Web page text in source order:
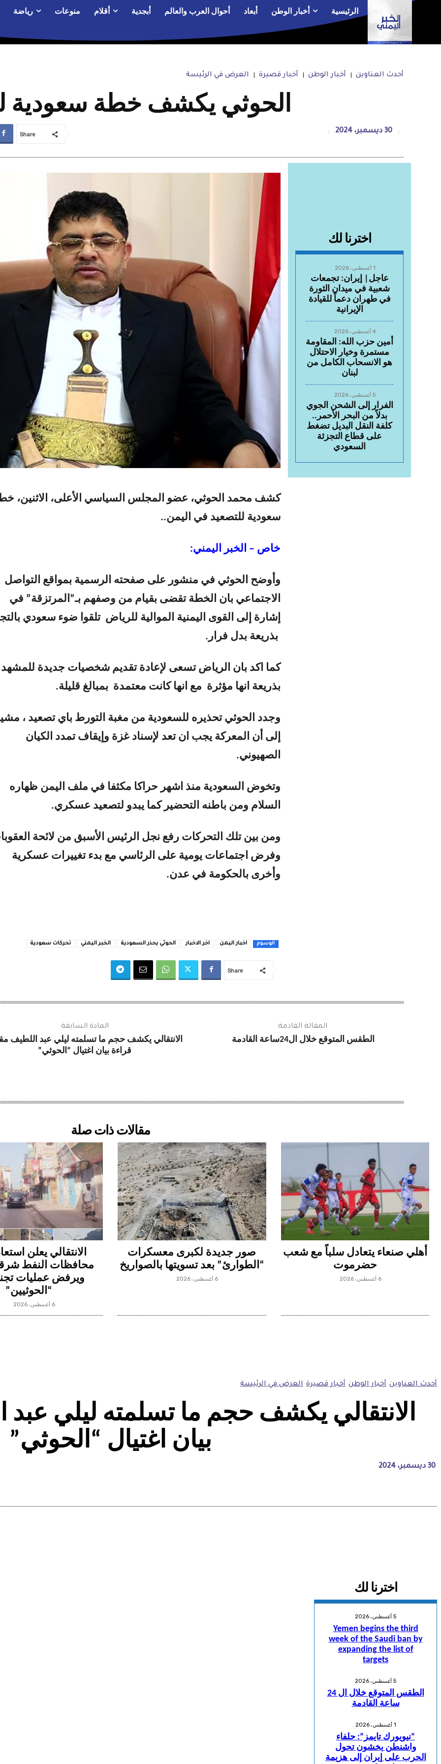
الرئيسية أخبار الوطن أبعاد أحوال العرب والعالم أبجدية أقلام منوعات رياضة
أحدث العناوين أخبار الوطن أخبار قصيرة العرض في الرئيسة
الحوثي يكشف خطة سعودية
30 ديسمبر، 2024 Share
اخترنا لك
1 أغسطس، 2026
عاجل| إيران: تجمعات
شعبية في ميدان الثورة
في طهران دعماً للقيادة
الإيرانية
4 أغسطس، 2026
أمين حزب الله: المقاومة
مستمرة وخيار الاحتلال
هو الانسحاب الكامل من
لبنان
5 أغسطس، 2026
الفرار إلى الشحن الجوي
بدلاً من البحر الأحمر..
كلفة النقل البديل تضغط
على قطاع التجزئة
السعودي
كشف محمد الحوثي، عضو المجلس السياسي الأعلى، الاثنين،
سعودية للتصعيد في اليمن..
خاص – الخبر اليمني:
وأوضح الحوثي في منشور على صفحته الرسمية بمواقع التواصل
الاجتماعي بان الخطة تقضى بقيام من وصفهم بـ”المرتزقة” في
إشارة إلى القوى اليمنية الموالية للرياض تلقوا ضوء سعودي
بذريعة بدل فرار.
كما اكد بان الرياض تسعى لإعادة تقديم شخصيات جديدة للمشهد
بذريعة انها مؤثرة مع انها كانت معتمدة بمبالغ قليلة.
وجدد الحوثي تحذيره للسعودية من مغبة التورط باي تصعيد ،
إلى أن المعركة يجب ان تعد لإسناد غزة وإيقاف تمدد الكيان
الصهيوني.
وتخوض السعودية منذ اشهر حراكا مكثفا في ملف اليمن ظهاره
السلام ومن باطنه التحضير كما يبدو لتصعيد عسكري.
ومن بين تلك التحركات رفع نجل الرئيس الأسبق من لائحة
وفرض اجتماعات يومية على الرئاسي مع بدء تغييرات عسكرية
وأخرى بالحكومة في عدن.
الوسوم اخبار اليمن اخر الاخبار الحوثي يحذر السعودية الخبر اليمني تحركات سعودية
Share
المادة السابقة
الانتقالي يكشف حجم ما تسلمته ليلي عبد اللطيف
قراءة بيان اغتيال “الحوثي”
المقالة القادمة
الطقس المتوقع خلال ال24ساعة القادمة
مقالات ذات صلة
أهلي صنعاء يتعادل سلباً مع شعب
حضرموت
6 أغسطس، 2026
صور جديدة لكبرى معسكرات
“الطوارئ” بعد تسويتها بالصواريخ
6 أغسطس، 2026
الانتقالي يعلن
محافظات النفط
ويرفض عمليات
“الحوثيين”
6 أغسطس، 2026